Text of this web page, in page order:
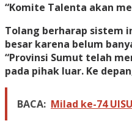
“Komite Talenta akan
Tolang berharap sistem
besar karena belum
“Provinsi Sumut telah
pada pihak luar. Ke
BACA: Milad ke-74